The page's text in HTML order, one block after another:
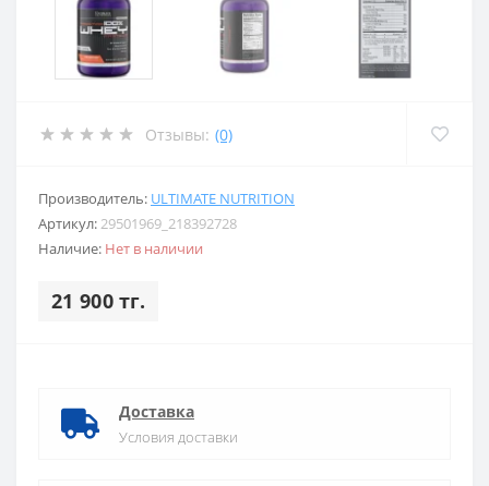
Отзывы: (0)
Производитель: ULTIMATE NUTRITION
Артикул:29501969_218392728
Наличие: Нет в наличии
21 900 тг.
Доставка
Условия доставки